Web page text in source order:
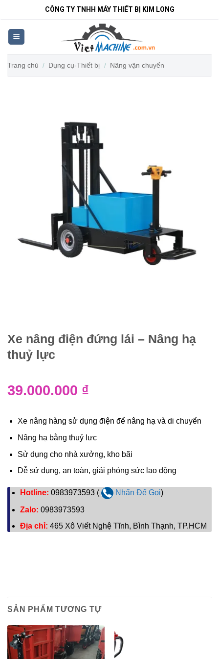
nội
dung
CÔNG TY TNHH MÁY THIẾT BỊ KIM LONG
Trang chủ / Dụng cụ-Thiết bị / Nâng vận chuyển
Xe nâng điện đứng lái – Nâng hạ
thuỷ lực
39.000.000 ₫
Xe nâng hàng sử dụng điện để nâng hạ và di chuyển
Nâng hạ bằng thuỷ lưc
Sử dụng cho nhà xưởng, kho bãi
Dễ sử dụng, an toàn, giải phóng sức lao động
Hotline: 0983973593 ( Nhấn Để Gọi)
Zalo: 0983973593
Địa chỉ: 465 Xô Viết Nghệ Tĩnh, Bình Thạnh, TP.HCM
SẢN PHẨM TƯƠNG TỰ